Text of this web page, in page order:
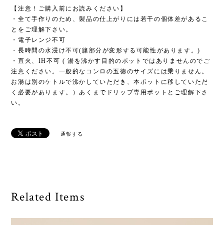
【注意！ご購入前にお読みください】
・全て手作りのため、製品の仕上がりには若干の個体差があるこ
とをご理解下さい。
・電子レンジ不可
・長時間の水浸け不可(籐部分が変形する可能性があります。)
・直火、IH不可 ( 湯を沸かす目的のポットではありませんのでご
注意ください。一般的なコンロの五徳のサイズには乗りません。
お湯は別のケトルで沸かしていただき、本ポットに移していただ
く必要があります。）あくまでドリップ専用ポットとご理解下さ
い。
通報する
Related Items